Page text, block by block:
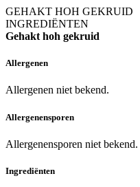
GEHAKT HOH GEKRUID
INGREDIËNTEN
Gehakt hoh gekruid
Allergenen
Allergenen niet bekend.
Allergenensporen
Allergenensporen niet bekend.
Ingrediënten